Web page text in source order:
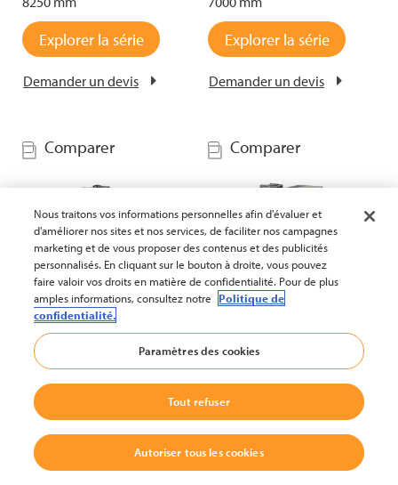
Explorer la série
Demander un devis
Explorer la série
Demander un devis
Comparer
Chariot élévateur GPL
(options de cabine
disponibles)
Série :CG 20-35
Capacité de charge :jusqu'à
3500 kg
Hauteur de levée :jusqu'à
Comparer
(options de cabine
disponibles)
Série :CG 35-55
Capacité de charge :jusqu'à
5500 kg
Hauteur de levée :jusqu'à
Nous traitons vos informations personnelles afin d'évaluer et
d'améliorer nos sites et nos services, de faciliter nos campagnes
marketing et de vous proposer des contenus et des publicités
personnalisés. En cliquant sur le bouton à droite, vous pouvez
faire valoir vos droits en matière de confidentialité. Pour de plus
amples informations, consultez notre Politique de
confidentialité.
Paramètres des cookies
Tout refuser
Autoriser tous les cookies